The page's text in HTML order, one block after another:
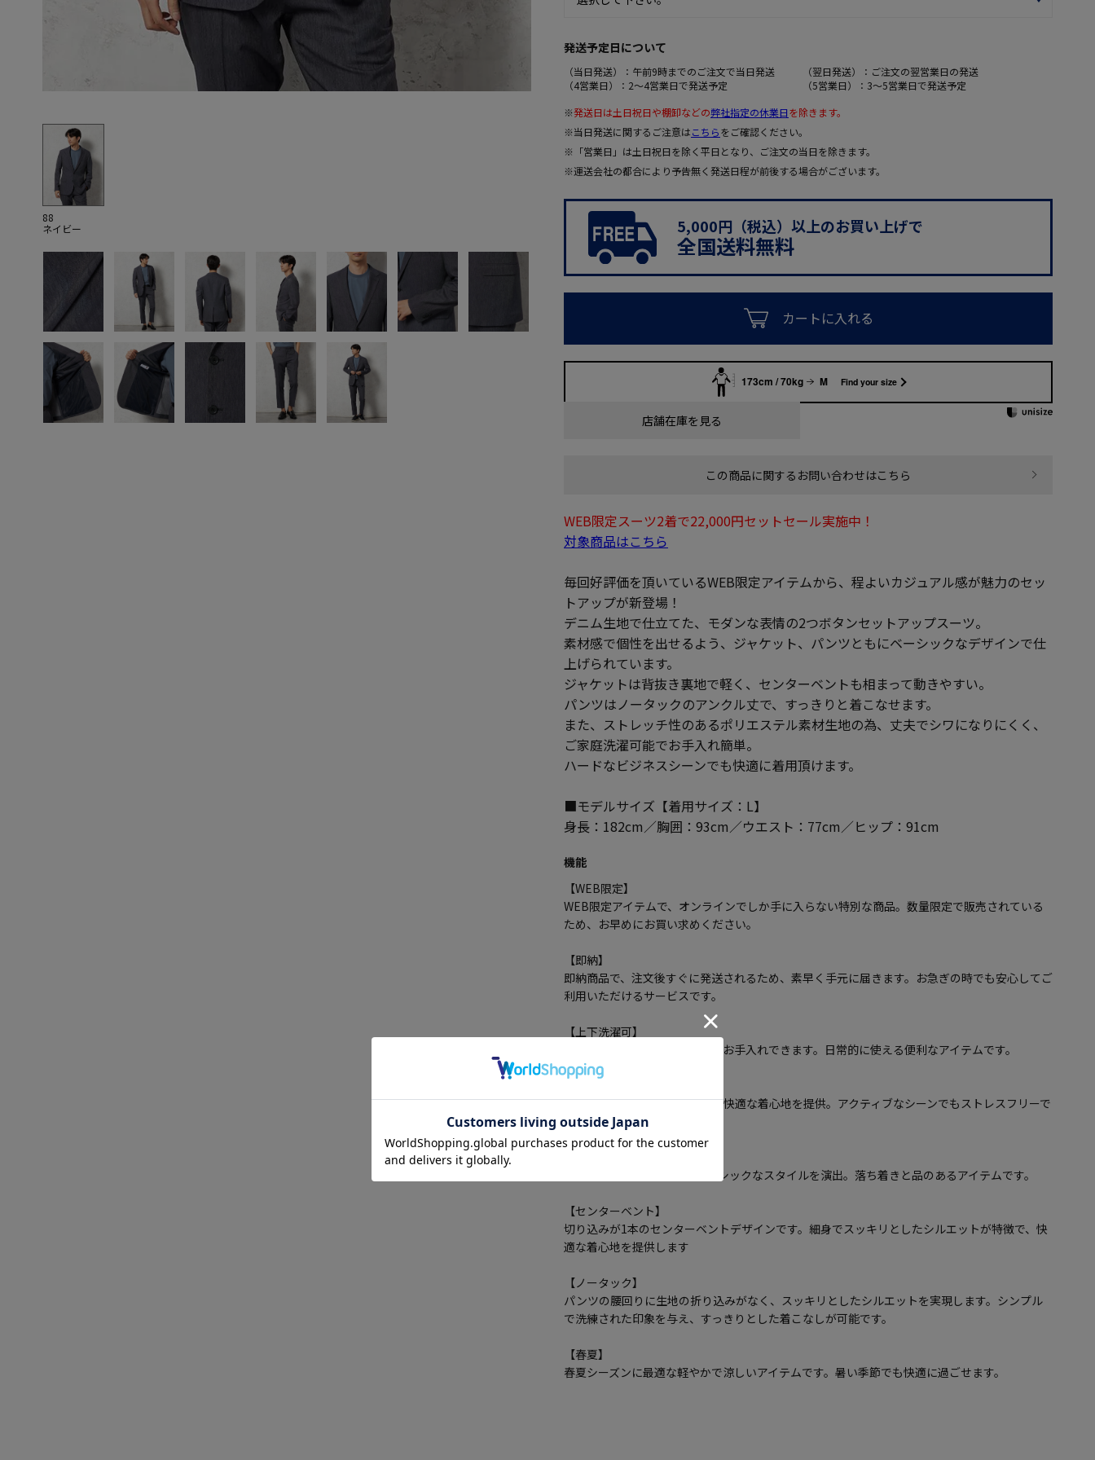
88
ネイビー
発送予定日について
（当日発送）：午前9時までのご注文で当日発送
（翌日発送）：ご注文の翌営業日の発送
（4営業日）：2～4営業日で発送予定
（5営業日）：3～5営業日で発送予定
※発送日は土日祝日や棚卸などの弊社指定の休業日を除きます。
※当日発送に関するご注意はこちらをご確認ください。
※「営業日」は土日祝日を除く平日となり、ご注文の当日を除きます。
※運送会社の都合により予告無く発送日程が前後する場合がございます。
5,000円（税込）以上のお買い上げで
全国送料無料
カートに入れる
173cm / 70kg M Find your size
店舗在庫を見る
この商品に関するお問い合わせはこちら
WEB限定スーツ2着で22,000円セットセール実施中！
対象商品はこちら
毎回好評価を頂いているWEB限定アイテムから、程よいカジュアル感が魅力のセッ
トアップが新登場！
デニム生地で仕立てた、モダンな表情の2つボタンセットアップスーツ。
素材感で個性を出せるよう、ジャケット、パンツともにベーシックなデザインで仕
上げられています。
ジャケットは背抜き裏地で軽く、センターベントも相まって動きやすい。
パンツはノータックのアンクル丈で、すっきりと着こなせます。
また、ストレッチ性のあるポリエステル素材生地の為、丈夫でシワになりにくく、
ご家庭洗濯可能でお手入れ簡単。
ハードなビジネスシーンでも快適に着用頂けます。
■モデルサイズ【着用サイズ：L】
身長：182cm／胸囲：93cm／ウエスト：77cm／ヒップ：91cm
機能
【WEB限定】
WEB限定アイテムで、オンラインでしか手に入らない特別な商品。数量限定で販売されている
ため、お早めにお買い求めください。
【即納】
即納商品で、注文後すぐに発送されるため、素早く手元に届きます。お急ぎの時でも安心してご
利用いただけるサービスです。
【上下洗濯可】
上下ともに洗濯可能で、手軽にお手入れできます。日常的に使える便利なアイテムです。
ストレッチ素材で動きやすく、快適な着心地を提供。アクティブなシーンでもストレスフリーで
着用できます。
2つボタンのデザインで、クラシックなスタイルを演出。落ち着きと品のあるアイテムです。
【センターベント】
切り込みが1本のセンターベントデザインです。細身でスッキリとしたシルエットが特徴で、快
適な着心地を提供します
【ノータック】
パンツの腰回りに生地の折り込みがなく、スッキリとしたシルエットを実現します。シンプル
で洗練された印象を与え、すっきりとした着こなしが可能です。
【春夏】
春夏シーズンに最適な軽やかで涼しいアイテムです。暑い季節でも快適に過ごせます。